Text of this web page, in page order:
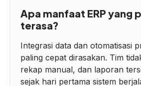
Apa manfaat ERP yang
terasa?
Integrasi data dan otomatisasi
paling cepat dirasakan. Tim
rekap manual, dan laporan
sejak hari pertama sistem